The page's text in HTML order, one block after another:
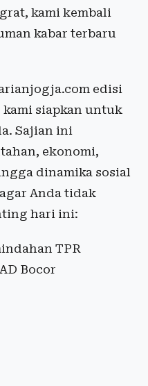
kami kembali
kabar terbaru
edisi
siapkan untuk
Sajian ini
ekonomi,
dinamika sosial
Anda tidak
hari ini:
TPR
Bocor